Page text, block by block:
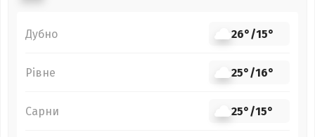
Дубно 26°/15°
Рівне 25°/16°
Сарни 25°/15°